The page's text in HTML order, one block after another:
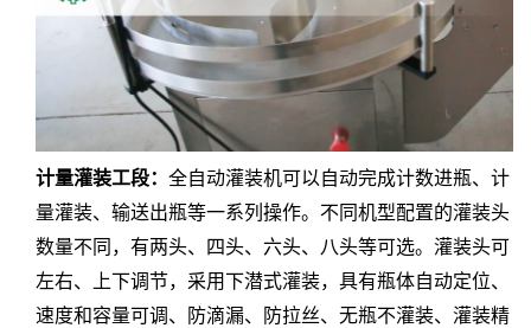
计量灌装工段： 全自动灌装机可以自动完成计数进瓶、计
量灌装、输送出瓶等一系列操作。不同机型配置的灌装头
数量不同，有两头、四头、六头、八头等可选。灌装头可
左右、上下调节，采用下潜式灌装，具有瓶体自动定位、
速度和容量可调、防滴漏、防拉丝、无瓶不灌装、灌装精